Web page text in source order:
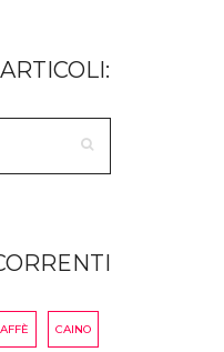
CAINO